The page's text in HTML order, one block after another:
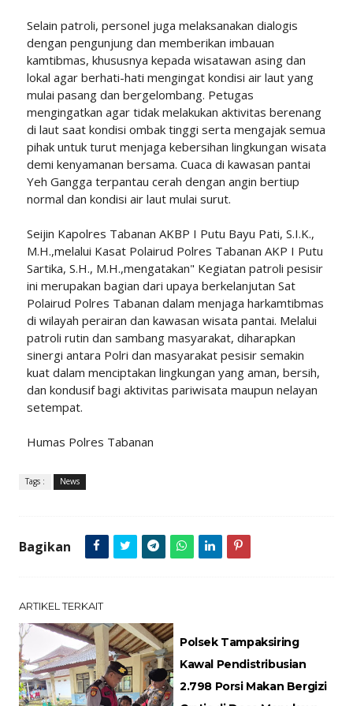
Selain patroli, personel juga melaksanakan dialogis
dengan pengunjung dan memberikan imbauan
kamtibmas, khususnya kepada wisatawan asing dan
lokal agar berhati-hati mengingat kondisi air laut yang
mulai pasang dan bergelombang. Petugas
mengingatkan agar tidak melakukan aktivitas berenang
di laut saat kondisi ombak tinggi serta mengajak semua
pihak untuk turut menjaga kebersihan lingkungan wisata
demi kenyamanan bersama. Cuaca di kawasan pantai
Yeh Gangga terpantau cerah dengan angin bertiup
normal dan kondisi air laut mulai surut.
Seijin Kapolres Tabanan AKBP I Putu Bayu Pati, S.I.K.,
M.H.,melalui Kasat Polairud Polres Tabanan AKP I Putu
Sartika, S.H., M.H.,mengatakan" Kegiatan patroli pesisir
ini merupakan bagian dari upaya berkelanjutan Sat
Polairud Polres Tabanan dalam menjaga harkamtibmas
di wilayah perairan dan kawasan wisata pantai. Melalui
patroli rutin dan sambang masyarakat, diharapkan
sinergi antara Polri dan masyarakat pesisir semakin
kuat dalam menciptakan lingkungan yang aman, bersih,
dan kondusif bagi aktivitas pariwisata maupun nelayan
setempat.
Humas Polres Tabanan
Tags : News
Bagikan
ARTIKEL TERKAIT
Polsek Tampaksiring
Kawal Pendistribusian
2.798 Porsi Makan Bergizi